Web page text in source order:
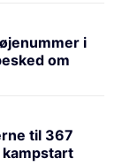
i
om
til 367